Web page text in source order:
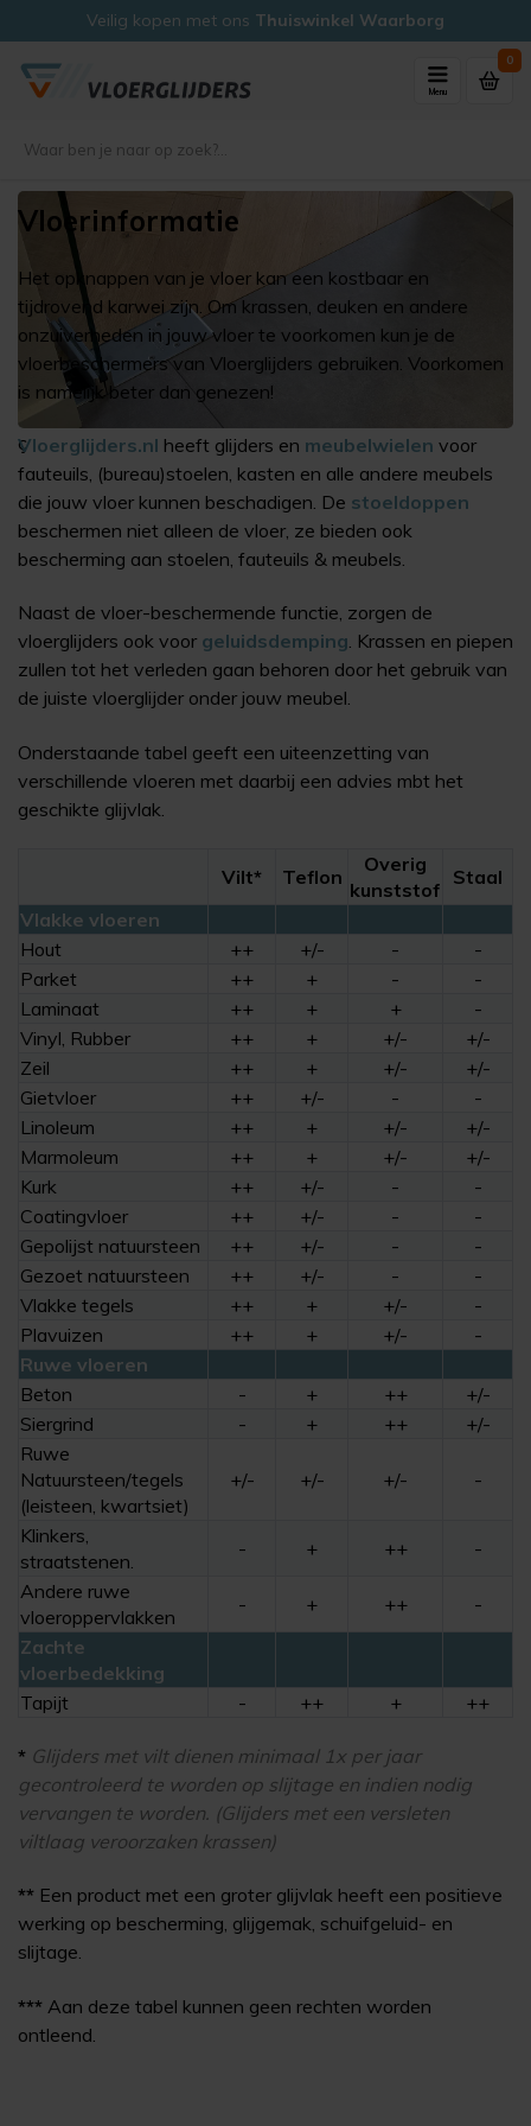
Veilig kopen met ons Thuiswinkel Waarborg
Menu
0
ç
Vloerinformatie
Het opknappen van je vloer kan een kostbaar en
tijdrovend karwei zijn. Om krassen, deuken en andere
onzuiverheden in jouw vloer te voorkomen kun je de
vloerbeschermers van Vloerglijders gebruiken. Voorkomen
is namelijk beter dan genezen!
Vloerglijders.nl heeft glijders en meubelwielen voor
fauteuils, (bureau)stoelen, kasten en alle andere meubels
die jouw vloer kunnen beschadigen. De stoeldoppen
beschermen niet alleen de vloer, ze bieden ook
bescherming aan stoelen, fauteuils & meubels.
Naast de vloer-beschermende functie, zorgen de
vloerglijders ook voor geluidsdemping. Krassen en piepen
zullen tot het verleden gaan behoren door het gebruik van
de juiste vloerglijder onder jouw meubel.
Onderstaande tabel geeft een uiteenzetting van
verschillende vloeren met daarbij een advies mbt het
geschikte glijvlak.
Vilt* Teflon
Overig
kunststof
Staal
Vlakke vloeren
Hout
++ +/- -
-
Parket
++ + -
-
Laminaat
++ + +
-
Vinyl, Rubber
++ + +/-
+/-
Zeil
++ + +/-
+/-
Gietvloer
++ +/- -
-
Linoleum
++ + +/-
+/-
Marmoleum
++ + +/-
+/-
Kurk
++ +/- -
-
Coatingvloer
++ +/- -
-
Gepolijst natuursteen
++ +/- -
-
Gezoet natuursteen
++ +/- -
-
Vlakke tegels
++ + +/-
-
Plavuizen
++ + +/-
-
Ruwe vloeren
Beton
- + ++
+/-
Siergrind
- + ++
+/-
Ruwe
Natuursteen/tegels
(leisteen, kwartsiet)
+/- +/- +/- -
Klinkers,
straatstenen.
- + ++
-
Andere ruwe
vloeroppervlakken
- + ++
-
Zachte
vloerbedekking
Tapijt
- ++ + ++
* Glijders met vilt dienen minimaal 1x per jaar
gecontroleerd te worden op slijtage en indien nodig
vervangen te worden. (Glijders met een versleten
viltlaag veroorzaken krassen)
** Een product met een groter glijvlak heeft een positieve
werking op bescherming, glijgemak, schuifgeluid- en
slijtage.
*** Aan deze tabel kunnen geen rechten worden
ontleend.